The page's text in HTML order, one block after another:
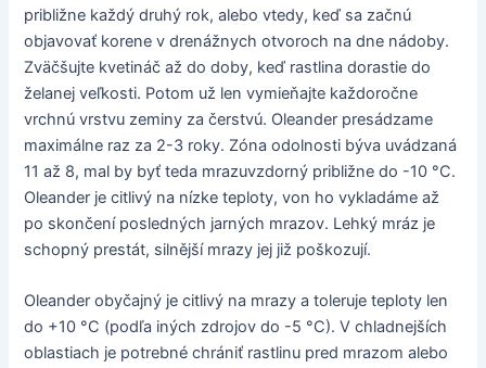
približne každý druhý rok, alebo vtedy, keď sa začnú
objavovať korene v drenážnych otvoroch na dne nádoby.
Zväčšujte kvetináč až do doby, keď rastlina dorastie do
želanej veľkosti. Potom už len vymieňajte každoročne
vrchnú vrstvu zeminy za čerstvú. Oleander presádzame
maximálne raz za 2-3 roky. Zóna odolnosti býva uvádzaná
11 až 8, mal by byť teda mrazuvzdorný približne do -10 °C.
Oleander je citlivý na nízke teploty, von ho vykladáme až
po skončení posledných jarných mrazov. Lehký mráz je
schopný prestát, silnější mrazy jej již poškozují.
Oleander obyčajný je citlivý na mrazy a toleruje teploty len
do +10 °C (podľa iných zdrojov do -5 °C). V chladnejších
oblastiach je potrebné chrániť rastlinu pred mrazom alebo